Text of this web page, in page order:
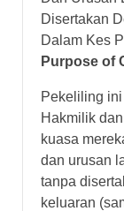
Disertakan
Dalam Kes
Purpose of
Pekeliling
Hakmilik
kuasa
dan urusan
tanpa
keluaran